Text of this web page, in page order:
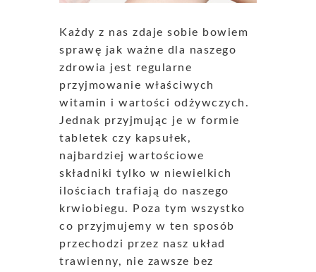
Każdy z nas zdaje sobie bowiem
sprawę jak ważne dla naszego
zdrowia jest regularne
przyjmowanie właściwych
witamin i wartości odżywczych.
Jednak przyjmując je w formie
tabletek czy kapsułek,
najbardziej wartościowe
składniki tylko w niewielkich
ilościach trafiają do naszego
krwiobiegu. Poza tym wszystko
co przyjmujemy w ten sposób
przechodzi przez nasz układ
trawienny, nie zawsze bez